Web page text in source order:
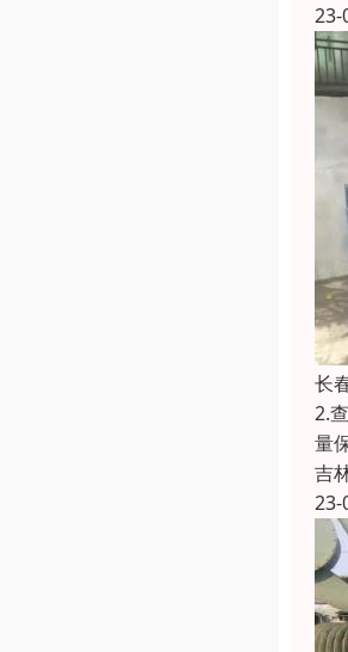
23-
长
2.
量
吉
23-